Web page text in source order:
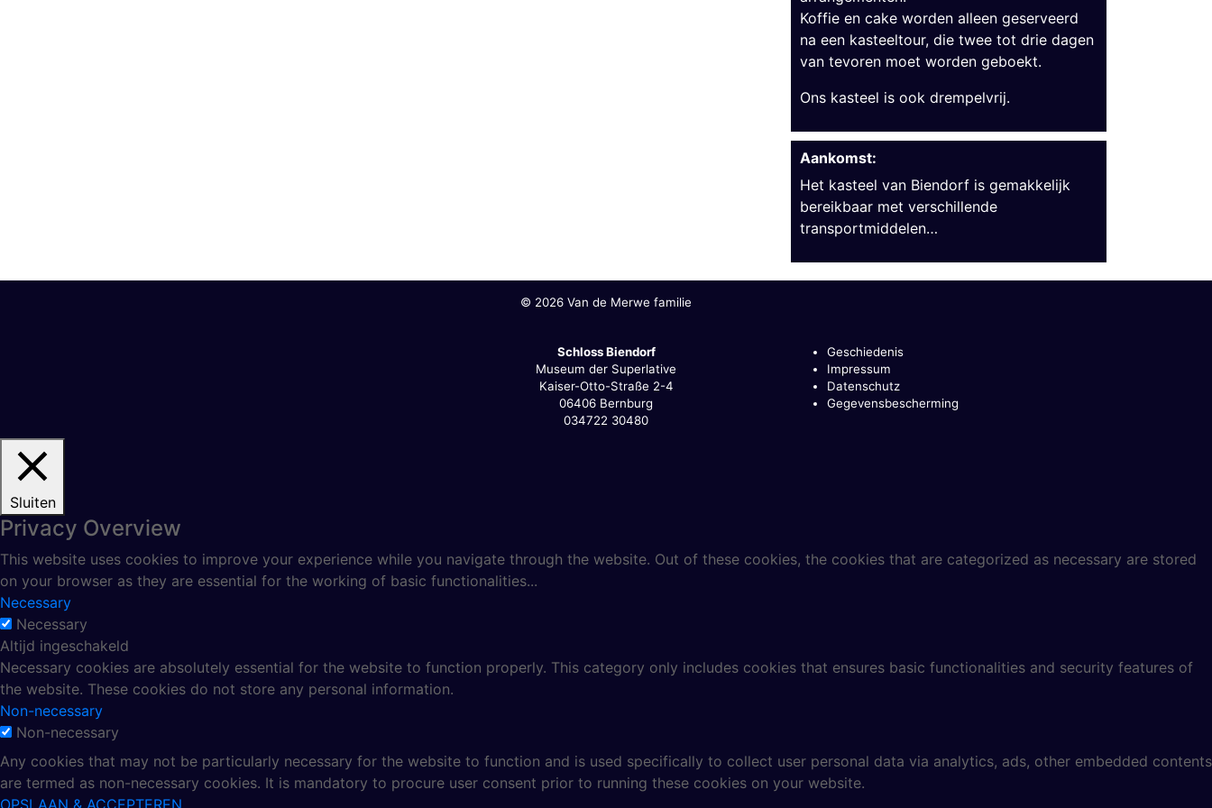
Koffie en cake worden alleen geserveerd
na een kasteeltour, die twee tot drie dagen
van tevoren moet worden geboekt.
Ons kasteel is ook drempelvrij.
Aankomst:
Het kasteel van Biendorf is gemakkelijk
bereikbaar met verschillende
transportmiddelen…
© 2026 Van de Merwe familie
Schloss Biendorf
Museum der Superlative
Kaiser-Otto-Straße 2-4
06406 Bernburg
034722 30480
Geschiedenis
Impressum
Datenschutz
Gegevensbescherming
Sluiten
Privacy Overview
This website uses cookies to improve your experience while you navigate through the website. Out of these cookies, the cookies that are categorized as necessary are stored
on your browser as they are essential for the working of basic functionalities...
Necessary
Necessary
Altijd ingeschakeld
Necessary cookies are absolutely essential for the website to function properly. This category only includes cookies that ensures basic functionalities and security features of
the website. These cookies do not store any personal information.
Non-necessary
Non-necessary
Any cookies that may not be particularly necessary for the website to function and is used specifically to collect user personal data via analytics, ads, other embedded contents
are termed as non-necessary cookies. It is mandatory to procure user consent prior to running these cookies on your website.